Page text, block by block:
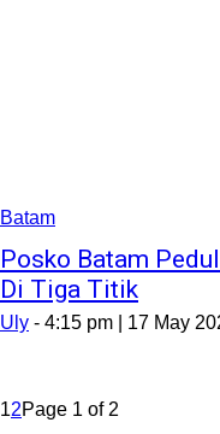
Batam
Posko Batam
Di Tiga Titik
Uly - 4:15 pm | 17 May
12Page 1 of 2